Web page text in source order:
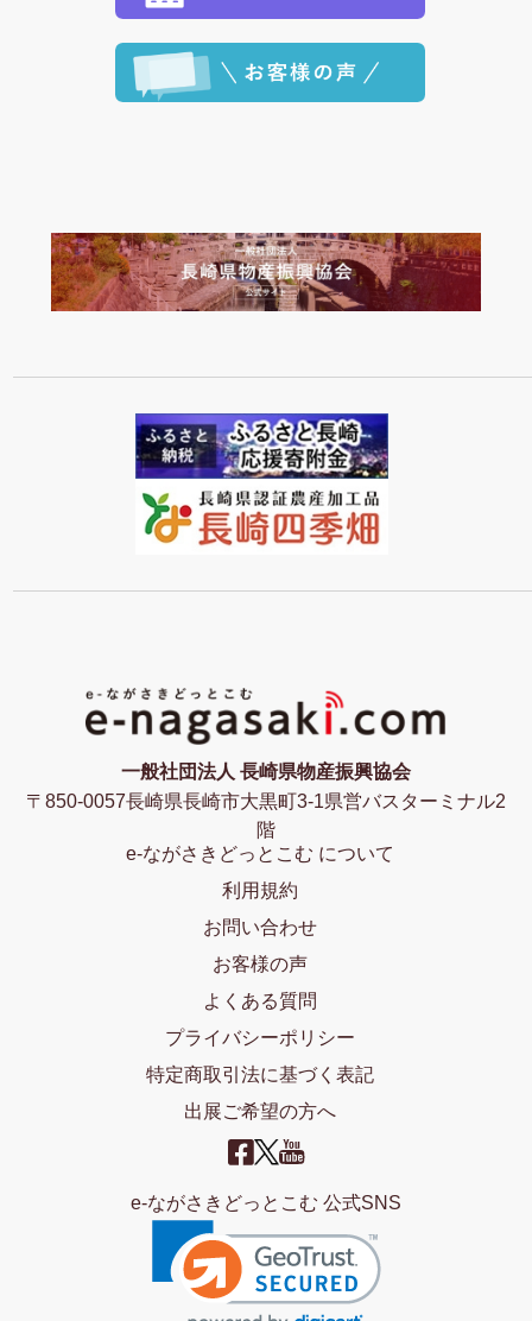
一般社団法人 長崎県物産振興協会
〒850-0057長崎県長崎市大黒町3-1県営バスターミナル2
階
e-ながさきどっとこむ について
利用規約
お問い合わせ
お客様の声
よくある質問
プライバシーポリシー
特定商取引法に基づく表記
出展ご希望の方へ
e-ながさきどっとこむ 公式SNS